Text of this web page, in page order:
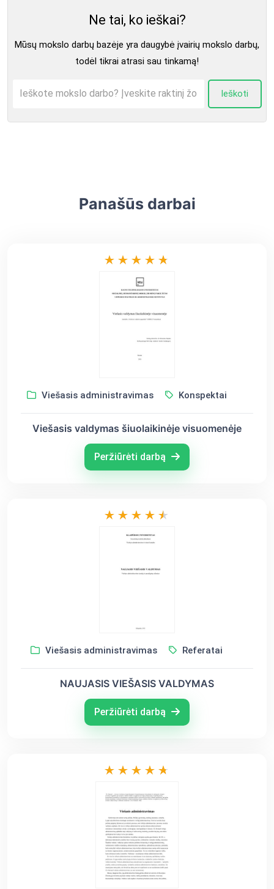
Ne tai, ko ieškai?
Mūsų mokslo darbų bazėje yra daugybė įvairių mokslo darbų,
todėl tikrai atrasi sau tinkamą!
Ieškoti
Panašūs darbai
Viešasis administravimas Konspektai
Viešasis valdymas šiuolaikinėje visuomenėje
Peržiūrėti darbą
Viešasis administravimas Referatai
NAUJASIS VIEŠASIS VALDYMAS
Peržiūrėti darbą